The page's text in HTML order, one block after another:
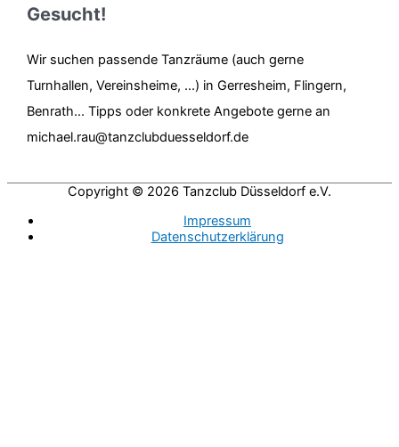
Gesucht!
Wir suchen passende Tanzräume (auch gerne
Turnhallen, Vereinsheime, ...) in Gerresheim, Flingern,
Benrath... Tipps oder konkrete Angebote gerne an
michael.rau@tanzclubduesseldorf.de
Copyright © 2026 Tanzclub Düsseldorf e.V.
Impressum
Datenschutzerklärung